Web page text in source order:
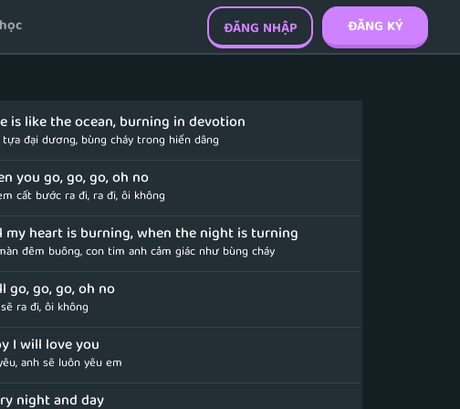
ĐĂNG KÝ
ĐĂNG NHẬP
is like the ocean, burning in devotion
đại dương, bùng cháy trong hiến dâng
you go, go, go, oh no
cất bước ra đi, ra đi, ôi không
my heart is burning, when the night is turning
đêm buông, con tim anh cảm giác như bùng cháy
go, go, go, oh no
ra đi, ôi không
I will love you
anh sẽ luôn yêu em
night and day